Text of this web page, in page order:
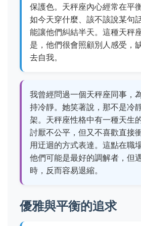
保護色。天秤座內心經常在平
如今天穿什麼、該不該說某句
能讓他們糾結半天。這種天秤
是，他們很會照顧別人感受，
去自我。
我曾經問過一個天秤座同事，
持冷靜。她笑著說，那不是冷
架。天秤座性格中有一種天生
討厭不公平，但又不喜歡直接
用迂迴的方式表達。這點在職
他們可能是最好的調解者，但
時，反而容易退縮。
優雅與平衡的追求